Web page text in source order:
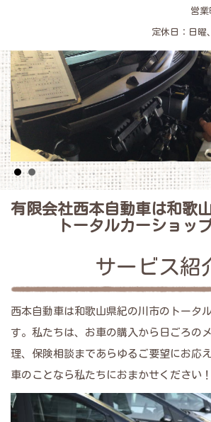
営
定休日：日曜
有限会社西本自動車は和歌
トータルカーショッ
サービス紹
西本自動車は和歌山県紀の川市のトータ
す。私たちは、お車の購入から日ごろの
理、保険相談まであらゆるご要望にお応え
車のことなら私たちにおまかせください！